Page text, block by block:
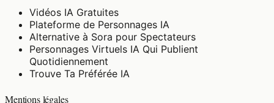
Vidéos IA Gratuites
Plateforme de Personnages IA
Alternative à Sora pour Spectateurs
Personnages Virtuels IA Qui Publient
Quotidiennement
Trouve Ta Préférée IA
Mentions légales